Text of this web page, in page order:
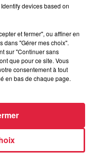
Sport du
sport en Alsace avec
Sport du Bas-
- vendredi 28
devices based on
et fermer", ou affiner en
dans "Gérer mes choix".
sur "Continuer sans
que pour ce site. Vous
consentement à tout
en bas de chaque page.